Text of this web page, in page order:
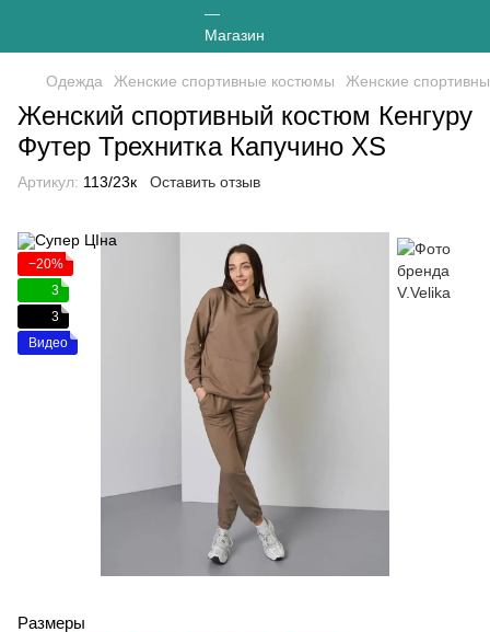
Одежда Женские спортивные костюмы Женские
Женский спортивный костюм Кенгуру
Футер Трехнитка Капучино XS
Артикул: 113/23к Оставить отзыв
−20%
3
3
Видео
Размеры